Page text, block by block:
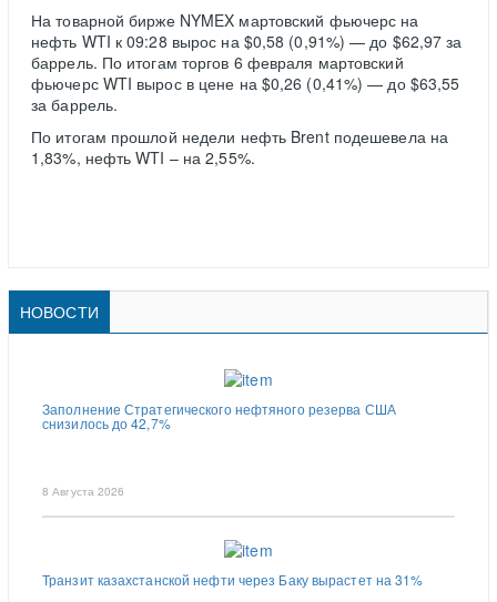
На товарной бирже NYMEX мартовский фьючерс на
нефть WTI к 09:28 вырос на $0,58 (0,91%) — до $62,97 за
баррель. По итогам торгов 6 февраля мартовский
фьючерс WTI вырос в цене на $0,26 (0,41%) — до $63,55
за баррель.
По итогам прошлой недели нефть Brent подешевела на
1,83%, нефть WTI – на 2,55%.
НОВОСТИ
Заполнение Стратегического нефтяного резерва США
снизилось до 42,7%
8 Августа 2026
Транзит казахстанской нефти через Баку вырастет на 31%